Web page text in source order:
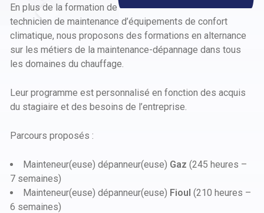
En plus de la formation de
technicien de maintenance d’équipements de confort
climatique, nous proposons des formations en alternance
sur les métiers de la maintenance-dépannage dans tous
les domaines du chauffage.
Leur programme est personnalisé en fonction des acquis
du stagiaire et des besoins de l’entreprise.
Parcours proposés :
Mainteneur(euse) dépanneur(euse) Gaz (245 heures –
7 semaines)
Mainteneur(euse) dépanneur(euse) Fioul (210 heures –
6 semaines)